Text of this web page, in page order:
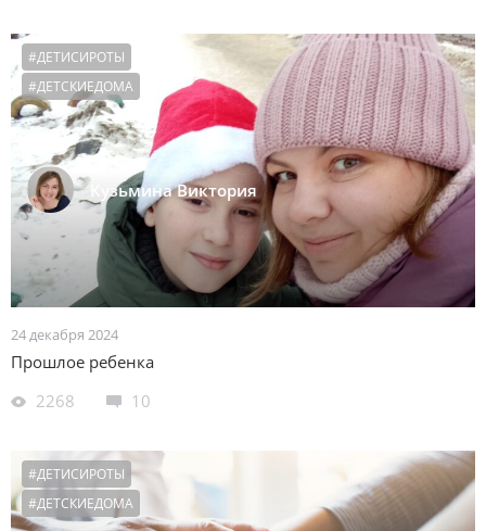
Кузьмина Виктория
#ДЕТИСИРОТЫ
#ДЕТСКИЕДОМА
24 декабря 2024
Прошлое ребенка
2268
10
#ДЕТИСИРОТЫ
#ДЕТСКИЕДОМА